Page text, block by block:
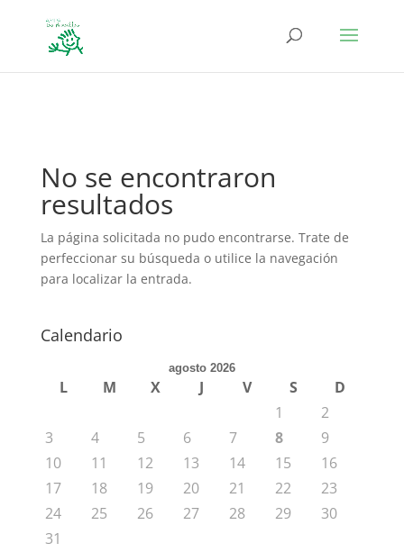
No se encontraron
resultados
La página solicitada no pudo encontrarse. Trate de
perfeccionar su búsqueda o utilice la navegación
para localizar la entrada.
Calendario
agosto 2026
L M X J V S
D
1
2
3
4 5 6 7 8
9
10
11 12 13 14 15
16
17
18 19 20 21 22
23
24
25 26 27 28 29
30
31